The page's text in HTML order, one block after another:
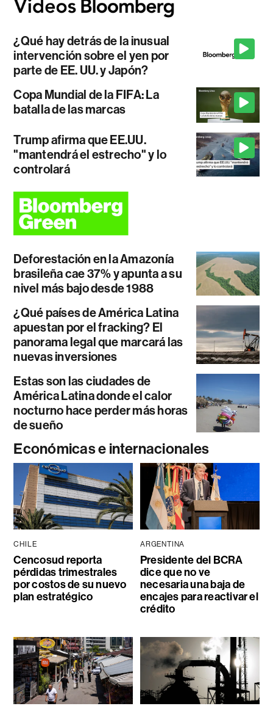
¿Qué hay detrás de la inusual
intervención sobre el yen por
parte de EE. UU. y Japón?
Copa Mundial de la FIFA: La
batalla de las marcas
Trump afirma que EE.UU.
"mantendrá el estrecho" y lo
controlará
Deforestación en la Amazonía
brasileña cae 37% y apunta a su
nivel más bajo desde 1988
¿Qué países de América Latina
apuestan por el fracking? El
panorama legal que marcará las
nuevas inversiones
Estas son las ciudades de
América Latina donde el calor
nocturno hace perder más horas
de sueño
Económicas e internacionales
CHILE
Cencosud reporta
pérdidas trimestrales
por costos de su nuevo
plan estratégico
ARGENTINA
Presidente del BCRA
dice que no ve
necesaria una baja de
encajes para reactivar el
crédito